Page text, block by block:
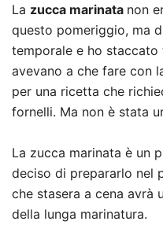
La zucca marinata non
questo pomeriggio, ma
temporale e ho
avevano a che fare con
per una ricetta che
fornelli. Ma non è stata
La zucca marinata è un
deciso di prepararlo nel
che stasera a cena avrà
della lunga marinatura.